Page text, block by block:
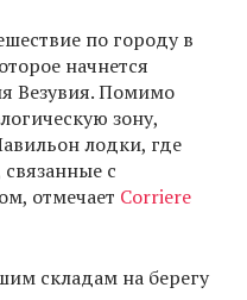
по городу в
начнется
Везувия. Помимо
зону,
лодки, где
с
отмечает Corriere
складам на берегу